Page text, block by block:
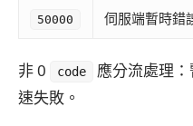
50000 伺服端暫時
非 0 code
應分流處理
速失敗。